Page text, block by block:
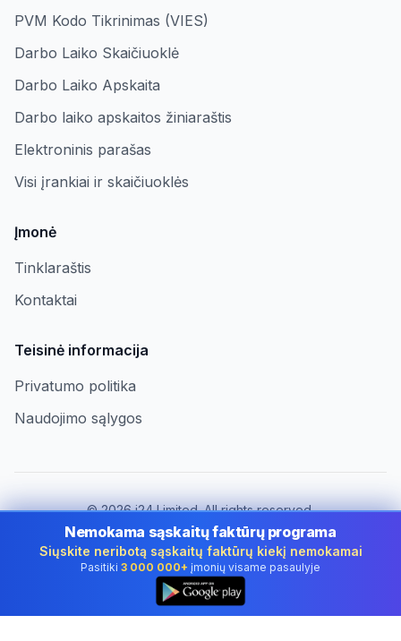
PVM Kodo Tikrinimas (VIES)
Darbo Laiko Skaičiuoklė
Darbo Laiko Apskaita
Darbo laiko apskaitos žiniaraštis
Elektroninis parašas
Visi įrankiai ir skaičiuoklės
Įmonė
Tinklaraštis
Kontaktai
Teisinė informacija
Privatumo politika
Naudojimo sąlygos
©2026i24 Limited. All rights reserved.
Įmonėms Lithuania
Keisti šalį:
Lithuania
Nemokama sąskaitų faktūrų programa
Siųskite neribotą sąskaitų faktūrų kiekį nemokamai
Pasitiki 3 000 000+ įmonių visame pasaulyje